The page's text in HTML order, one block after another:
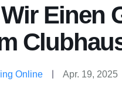
Einen
Online Apr. 19, 2025